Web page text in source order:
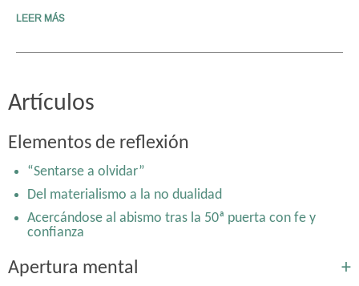
LEER MÁS
Artículos
Elementos de reflexión
“Sentarse a olvidar”
Del materialismo a la no dualidad
Acercándose al abismo tras la 50ª puerta con fe y
confianza
+
Apertura mental